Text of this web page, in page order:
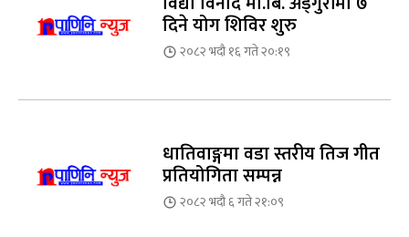
दिने योग शिविर शुरु
२०८२ भदौ १६ गते २०:१९
धातिवाङ्गमा वडा स्तरीय तिज गीत
प्रतियोगिता सम्पन्न
२०८२ भदौ ६ गते २१:०९